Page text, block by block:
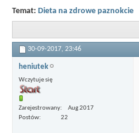
Temat: Dieta na zdrowe paznokcie
30-09-2017, 23:46
heniutek
Wczytuje się
Zarejestrowany
Aug 2017
Postów
22